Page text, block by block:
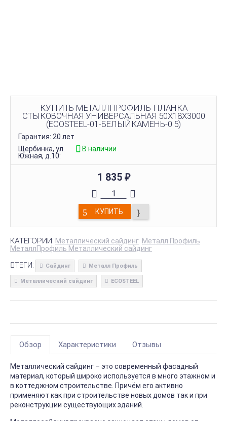
КУПИТЬ МЕТАЛЛПРОФИЛЬ ПЛАНКА
СТЫКОВОЧНАЯ УНИВЕРСАЛЬНАЯ 50Х18Х3000
(ECOSTEEL-01-БЕЛЫЙКАМЕНЬ-0.5)
Гарантия: 20 лет
Щербинка, ул.
Южная, д.10:
В наличии
1 835 ₽
КУПИТЬ
КАТЕГОРИИ: Металлический сайдинг Металл Профиль
МеталлПрофиль Металлический сайдинг
ТЕГИ: Сайдинг Металл Профиль
Металлический сайдинг ECOSTEEL
Обзор Характеристики Отзывы
Металлический сайдинг – это современный фасадный
материал, который широко используется в много этажном и
в коттеджном строительстве. Причём его активно
применяют как при строительстве новых домов так и при
реконструкции существующих зданий.